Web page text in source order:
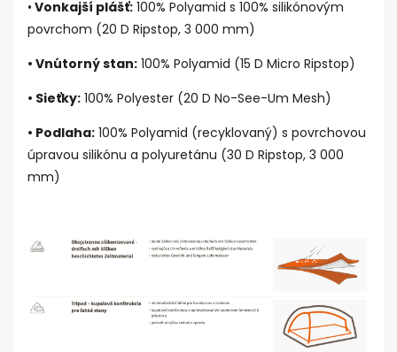
• Vonkajší plášť: 100% Polyamid s 100% silikónovým
povrchom (20 D Ripstop, 3 000 mm)
• Vnútorný stan: 100% Polyamid (15 D Micro Ripstop)
• Sieťky: 100% Polyester (20 D No-See-Um Mesh)
• Podlaha: 100% Polyamid (recyklovaný) s povrchovou
úpravou silikónu a polyuretánu (30 D Ripstop, 3 000
mm)